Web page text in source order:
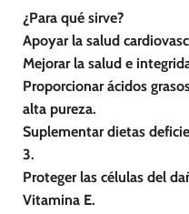
¿Para qué sirve?
Apoyar la salud
Mejorar la salud e
Proporcionar ácidos
alta pureza.
Suplementar dietas
3.
Proteger las células del
Vitamina E.